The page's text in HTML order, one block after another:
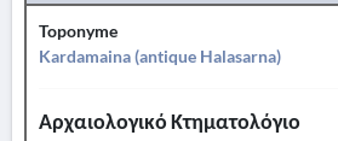
Toponyme
Kardamaina (antique Halasarna)
Αρχαιολογικό Κτηματολόγιο